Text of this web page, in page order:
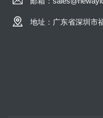
地址：广东省深圳市